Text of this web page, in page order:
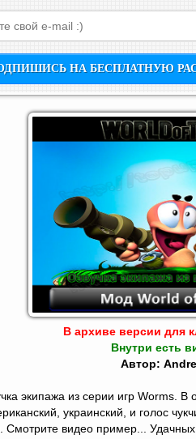
В архиве версии для
Внутри есть
Автор:
экипажа из серии игр Worms. В
украинский, и голос
Смотрите видео пример...